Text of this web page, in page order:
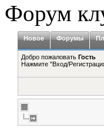
Форум
Новое Форумы
Добро пожаловать Гость
Нажмите "Вход/